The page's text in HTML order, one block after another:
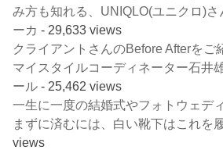
み方も知れる、UNIQLO(ユニクロ)
ーカ - 29,633 views
クライアントさんのBefore Afterをご
マイスタイルコーディネーター石井
ール - 25,462 views
一生に一度の結婚式やフォトウェデ
まずに済むには、白い靴下はこれを
views